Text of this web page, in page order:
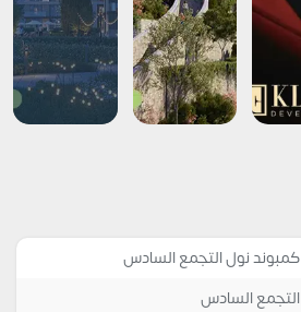
كمبوند نول التجمع السادس
التجمع السادس